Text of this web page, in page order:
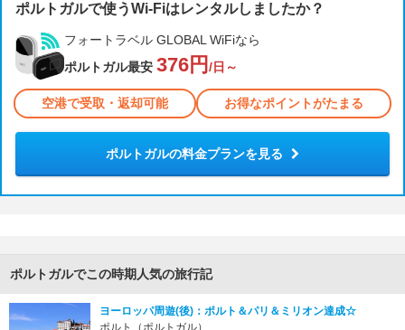
ポルトガルで使うWi-Fiはレンタルしましたか？
フォートラベル GLOBAL WiFiなら
ポルトガル最安 376円 /日～
空港で受取・返却可能 お得なポイントがたまる
ポルトガルの料金プランを見る
ポルトガルでこの時期人気の旅行記
ヨーロッパ周遊(後)：ポルト＆パリ＆ミリオン達成☆
ポルト（ポルトガル）